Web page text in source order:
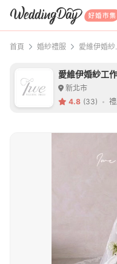
WeddingDay
首頁 婚紗禮服 愛
愛維伊婚紗工
新北市
4.8 (33)